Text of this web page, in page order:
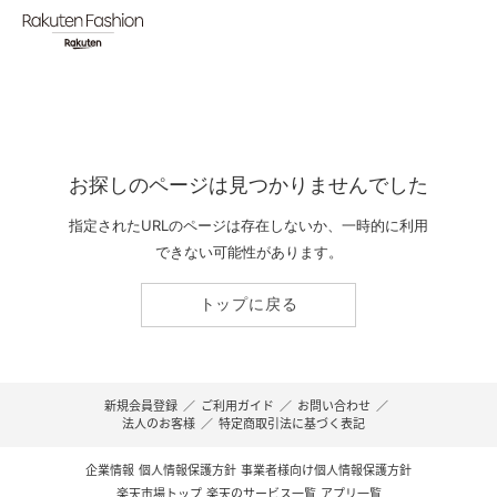
お探しのページは見つかりませんでした
指定されたURLのページは存在しないか、一時的に利用
できない可能性があります。
トップに戻る
新規会員登録 ／ ご利用ガイド ／ お問い合わせ ／
法人のお客様 ／ 特定商取引法に基づく表記
企業情報 個人情報保護方針 事業者様向け個人情報保護方針
楽天市場トップ 楽天のサービス一覧 アプリ一覧